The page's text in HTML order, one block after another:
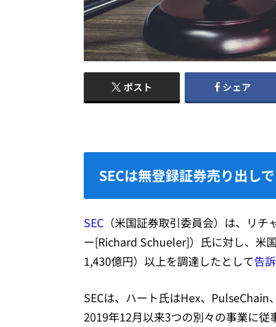
ポスト シェア
SECは無登録証券売り出し
SEC （米国証券取引委員会）は、リ
ー[Richard Schueler]）氏に対し、米
1,430億円）以上を調達したとして告
SECは、ハート氏はHex、PulseChain
2019年12月以来3つの別々の事業に従